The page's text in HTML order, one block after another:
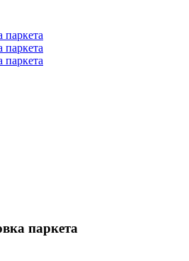
паркета